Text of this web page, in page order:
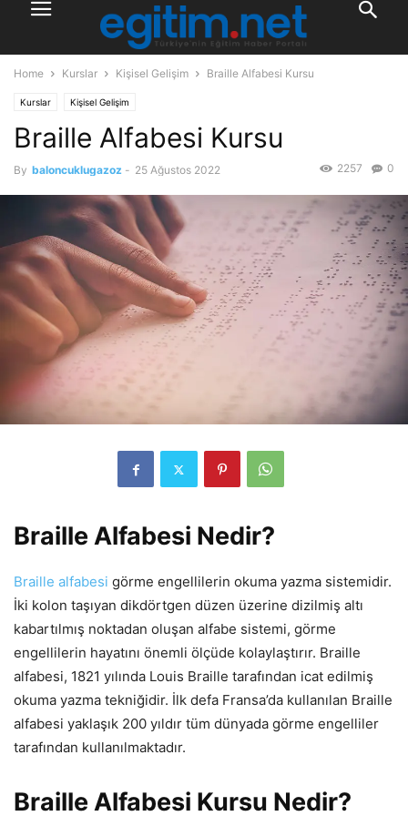
Home Kurslar Kişisel Gelişim Braille Alfabesi Kursu
Kurslar Kişisel Gelişim
Braille Alfabesi Kursu
By baloncuklugazoz - 25 Ağustos 2022 0
2257
Braille Alfabesi Nedir?
Braille alfabesi görme engellilerin okuma yazma sistemidir.
İki kolon taşıyan dikdörtgen düzen üzerine dizilmiş altı
kabartılmış noktadan oluşan alfabe sistemi, görme
engellilerin hayatını önemli ölçüde kolaylaştırır. Braille
alfabesi, 1821 yılında Louis Braille tarafından icat edilmiş
okuma yazma tekniğidir. İlk defa Fransa’da kullanılan Braille
alfabesi yaklaşık 200 yıldır tüm dünyada görme engelliler
tarafından kullanılmaktadır.
Braille Alfabesi Kursu Nedir?